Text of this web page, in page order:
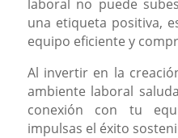
laboral no puede
una etiqueta positiva,
equipo eficiente y
Al invertir en la
ambiente laboral
conexión con tu
impulsas el éxito